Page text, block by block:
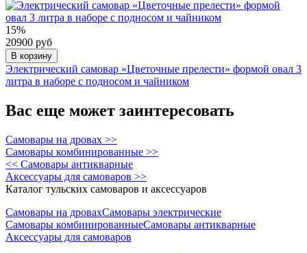
15%
20900 руб
В корзину
Электрический самовар «Цветочные прелести» формой овал 3
литра в наборе с подносом и чайником
Вас еще может заинтересовать
Самовары на дровах >>
Самовары комбинированные >>
<< Самовары антикварные
Аксессуары для самоваров >>
Каталог тульских самоваров и аксессуаров
Самовары на дровахСамовары электрические
Самовары комбинированныеСамовары антикварные
Аксессуары для самоваров